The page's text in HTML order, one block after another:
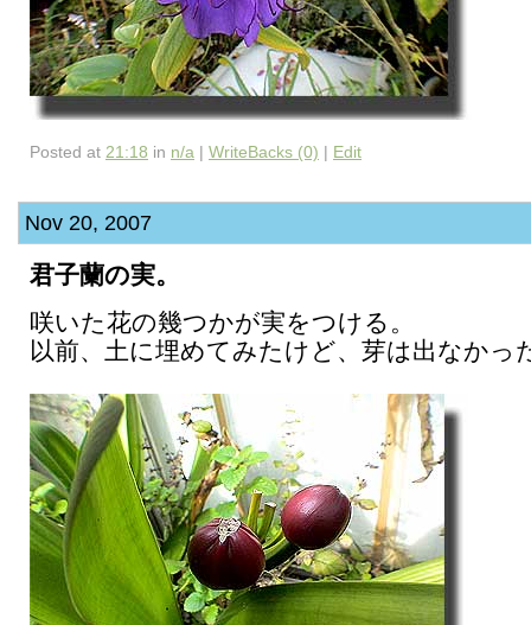
Posted at 21:18 in n/a | WriteBacks (0) | Edit
Nov 20, 2007
君子蘭の実。
咲いた花の幾つかが実をつける。
以前、土に埋めてみたけど、芽は出なかっ